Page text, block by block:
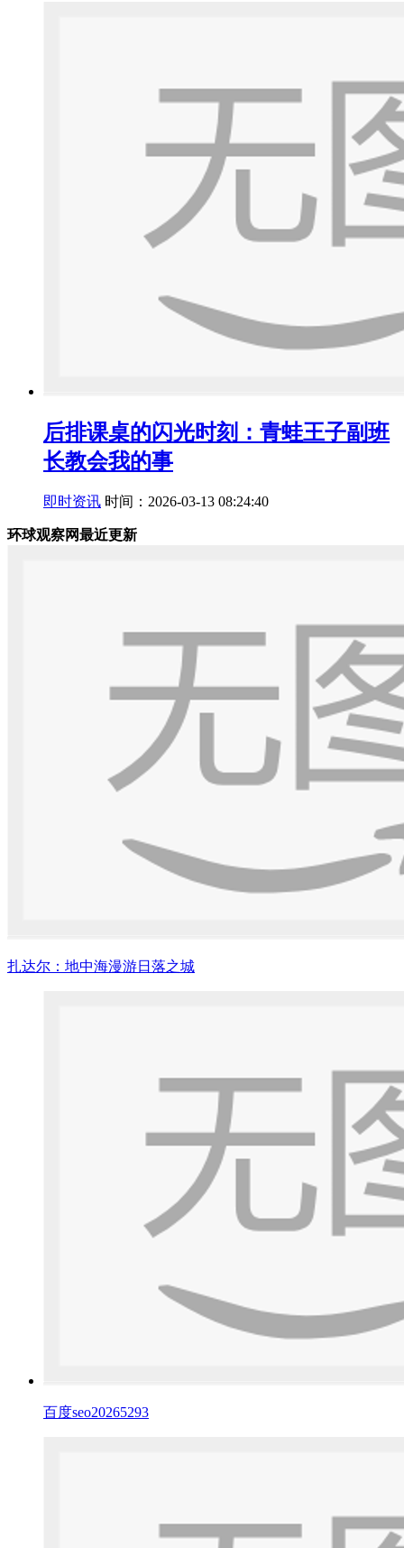
后排课桌的闪光时刻：青蛙王子副班
长教会我的事
即时资讯 时间：2026-03-13 08:24:40
环球观察网最近更新
扎达尔：地中海漫游日落之城
百度seo20265293